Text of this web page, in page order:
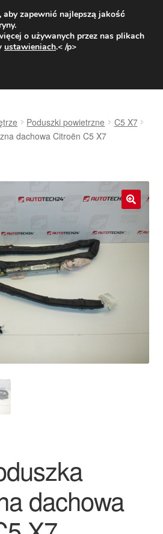
od 31 zł
16:00800 003 167
Poduszki powietrzne
C5 X7
dachowa Citroën C5 X7
dachowa
zapewnić najlepszą jakość
o używanych przez nas plikach
ustawieniach.< /p>